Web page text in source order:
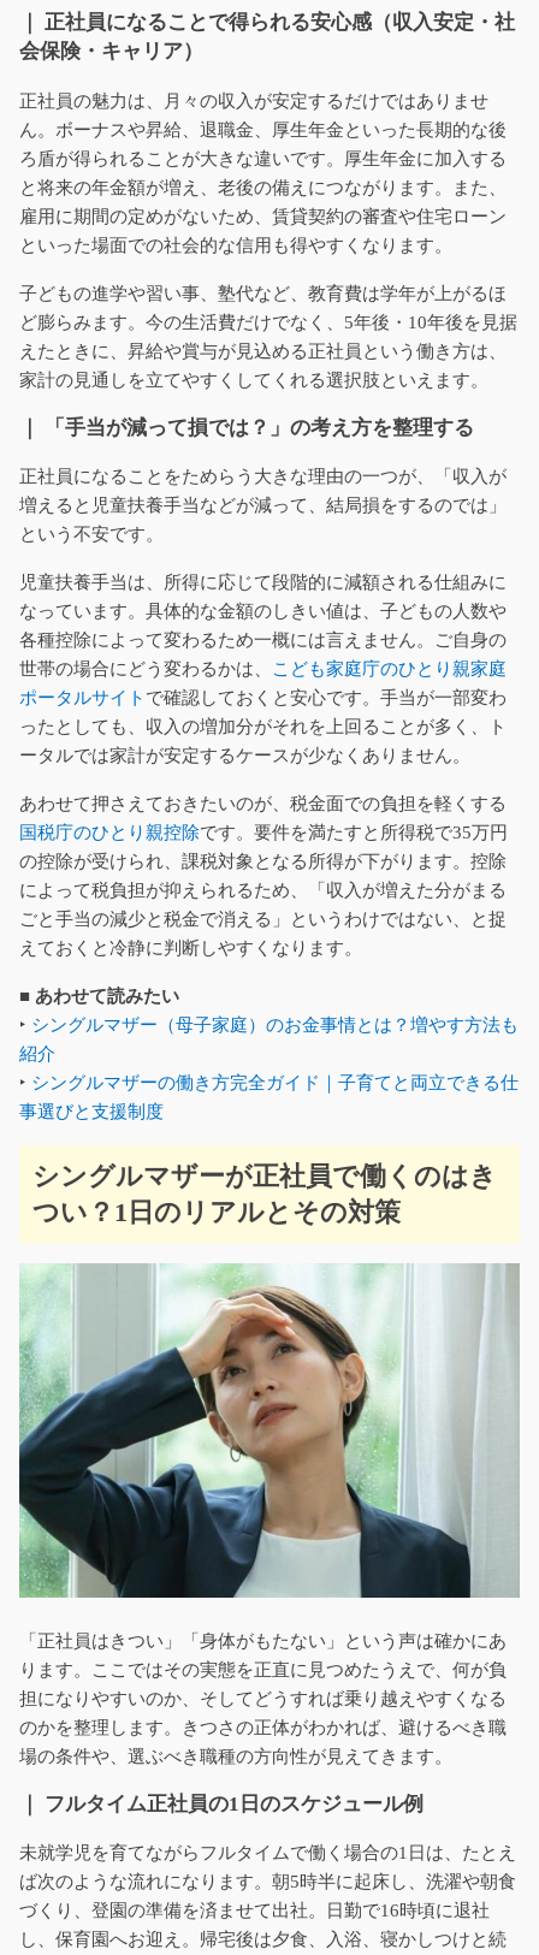
｜ 正社員になることで得られる安心感（収入安定・社
会保険・キャリア）
正社員の魅力は、月々の収入が安定するだけではありませ
ん。ボーナスや昇給、退職金、厚生年金といった長期的な後
ろ盾が得られることが大きな違いです。厚生年金に加入する
と将来の年金額が増え、老後の備えにつながります。また、
雇用に期間の定めがないため、賃貸契約の審査や住宅ローン
といった場面での社会的な信用も得やすくなります。
子どもの進学や習い事、塾代など、教育費は学年が上がるほ
ど膨らみます。今の生活費だけでなく、5年後・10年後を見据
えたときに、昇給や賞与が見込める正社員という働き方は、
家計の見通しを立てやすくしてくれる選択肢といえます。
｜ 「手当が減って損では？」の考え方を整理する
正社員になることをためらう大きな理由の一つが、「収入が
増えると児童扶養手当などが減って、結局損をするのでは」
という不安です。
児童扶養手当は、所得に応じて段階的に減額される仕組みに
なっています。具体的な金額のしきい値は、子どもの人数や
各種控除によって変わるため一概には言えません。ご自身の
世帯の場合にどう変わるかは、
こども家庭庁のひとり親家庭
ポータルサイト で確認しておくと安心です。手当が一部変わ
ったとしても、収入の増加分がそれを上回ることが多く、ト
ータルでは家計が安定するケースが少なくありません。
あわせて押さえておきたいのが、税金面での負担を軽くする
国税庁のひとり親控除です。要件を満たすと所得税で35万円
の控除が受けられ、課税対象となる所得が下がります。控除
によって税負担が抑えられるため、「収入が増えた分がまる
ごと手当の減少と税金で消える」というわけではない、と捉
えておくと冷静に判断しやすくなります。
■ あわせて読みたい
‣ シングルマザー（母子家庭）のお金事情とは？増やす方法も
紹介
‣ シングルマザーの働き方完全ガイド｜子育てと両立できる仕
事選びと支援制度
シングルマザーが正社員で働くのはき
つい？1日のリアルとその対策
「正社員はきつい」「身体がもたない」という声は確かにあ
ります。ここではその実態を正直に見つめたうえで、何が負
担になりやすいのか、そしてどうすれば乗り越えやすくなる
のかを整理します。きつさの正体がわかれば、避けるべき職
場の条件や、選ぶべき職種の方向性が見えてきます。
｜ フルタイム正社員の1日のスケジュール例
未就学児を育てながらフルタイムで働く場合の1日は、たとえ
ば次のような流れになります。朝5時半に起床し、洗濯や朝食
づくり、登園の準備を済ませて出社。日勤で16時頃に退社
し、保育園へお迎え。帰宅後は夕食、入浴、寝かしつけと続